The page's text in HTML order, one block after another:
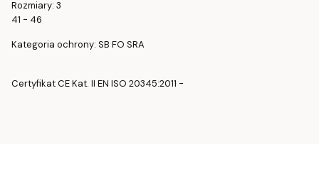
Rozmiary: 3
41 - 46
Kategoria ochrony: SB FO SRA
Certyfikat CE Kat. II EN ISO 20345:2011 -